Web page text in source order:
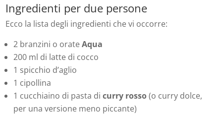
Ingredienti per due persone
Ecco la lista degli ingredienti che vi occorre:
2 branzini o orateAqua
200 ml di latte di cocco
1 spicchio d’aglio
1 cipollina
1 cucchiaino di pasta dicurry rosso(o curry dolce,
per una versione meno piccante)